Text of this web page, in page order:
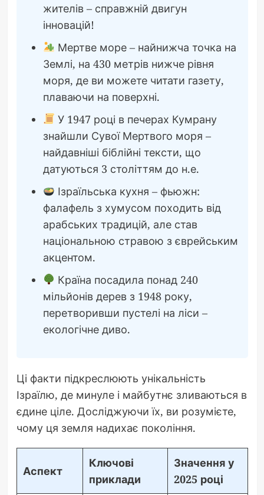
жителів – справжній двигун
інновацій!
Мертве море – найнижча точка на
Землі, на 430 метрів нижче рівня
моря, де ви можете читати газету,
плаваючи на поверхні.
У 1947 році в печерах Кумрану
знайшли Сувої Мертвого моря –
найдавніші біблійні тексти, що
датуються 3 століттям до н.е.
Ізраїльська кухня – фьюжн:
фалафель з хумусом походить від
арабських традицій, але став
національною стравою з єврейським
акцентом.
Країна посадила понад 240
мільйонів дерев з 1948 року,
перетворивши пустелі на ліси –
екологічне диво.
Ці факти підкреслюють унікальність
Ізраїлю, де минуле і майбутнє зливаються в
єдине ціле. Досліджуючи їх, ви розумієте,
чому ця земля надихає покоління.
Аспект
Ключові
приклади
Значення у
2025 році